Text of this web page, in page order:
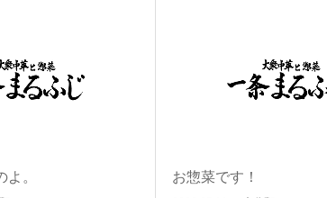
。 お惣菜です！